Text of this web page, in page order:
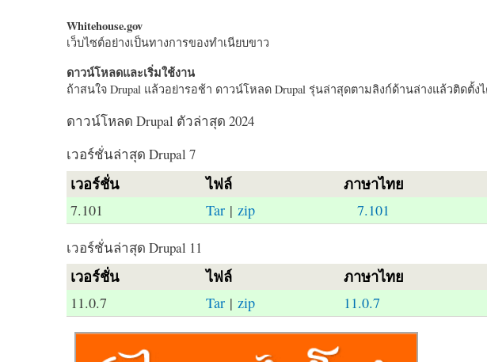
Whitehouse.gov
เว็บไซต์อย่างเป็นทางการของทำเนียบขาว
ดาวน์โหลดและเริ่มใช้งาน
ถ้าสนใจ Drupal แล้วอย่ารอช้า ดาวน์โหลด Drupal รุ่นล่าสุดตามลิงก์ด้านล่างแล้วติดตั้ง
ดาวน์โหลด Drupal ตัวล่าสุด 2024
เวอร์ชั่นล่าสุด Drupal 7
เวอร์ชั่น ไฟล์ ภาษาไทย
7.101 Tar| zip 7.101
เวอร์ชั่นล่าสุด Drupal 11
เวอร์ชั่น ไฟล์ ภาษาไทย
11.0.7 Tar| zip 11.0.7